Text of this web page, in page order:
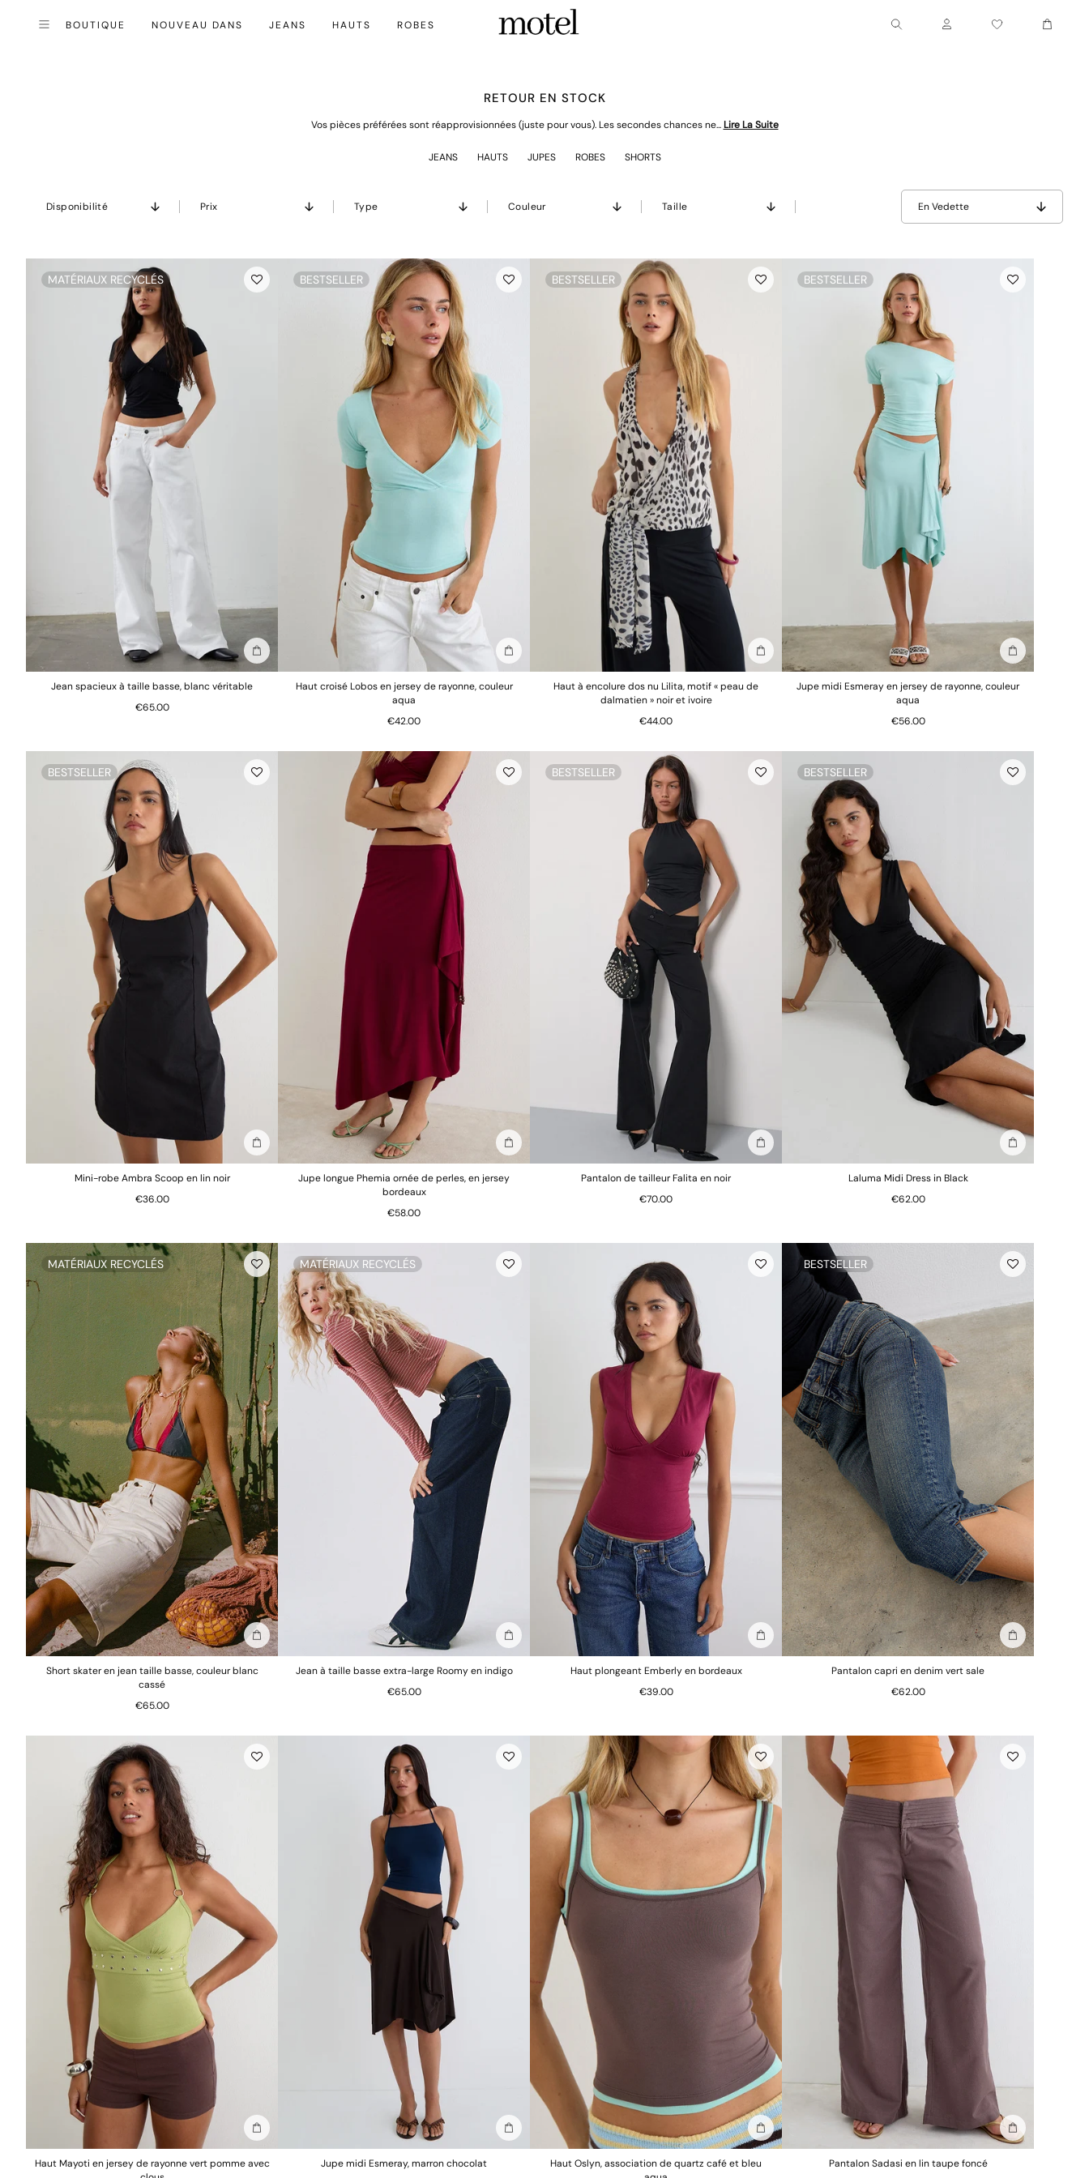
Menu
Fermer (esc)BOUTIQUE NOUVEAU DANS JEANS HAUTS ROBES
Compte Chariot
RETOUR EN STOCK
Vos pièces préférées sont réapprovisionnées (juste pour vous). Les secondes chances ne... Lire La Suite
JEANS HAUTS JUPES ROBES SHORTS
Disponibilité Prix Type Couleur Taille En Vedette
MATÉRIAUX RECYCLÉS
Ajouter au sac
Jean spacieux à taille basse, blanc véritable
€65.00
BESTSELLER
Ajouter au sac
Haut croisé Lobos en jersey de rayonne, couleur
aqua
€42.00
BESTSELLER
Ajouter au sac
Haut à encolure dos nu Lilita, motif « peau de
dalmatien » noir et ivoire
€44.00
BESTSELLER
Ajouter au sac
Jupe midi Esmeray en jersey de rayonne, couleur
aqua
€56.00
BESTSELLER
Ajouter au sac
Mini-robe Ambra Scoop en lin noir
€36.00
Ajouter au sac
Jupe longue Phemia ornée de perles, en jersey
bordeaux
€58.00
BESTSELLER
Ajouter au sac
Pantalon de tailleur Falita en noir
€70.00
BESTSELLER
Ajouter au sac
Laluma Midi Dress in Black
€62.00
MATÉRIAUX RECYCLÉS
Ajouter au sac
Short skater en jean taille basse, couleur blanc
cassé
€65.00
MATÉRIAUX RECYCLÉS
Ajouter au sac
Jean à taille basse extra-large Roomy en indigo
€65.00
Ajouter au sac
Haut plongeant Emberly en bordeaux
€39.00
BESTSELLER
Ajouter au sac
Pantalon capri en denim vert sale
€62.00
Ajouter au sac
Haut Mayoti en jersey de rayonne vert pomme avec
Ajouter au sac
Jupe midi Esmeray, marron chocolat
Ajouter au sac
Haut Oslyn, association de quartz café et bleu
Ajouter au sac
Pantalon Sadasi en lin taupe foncé